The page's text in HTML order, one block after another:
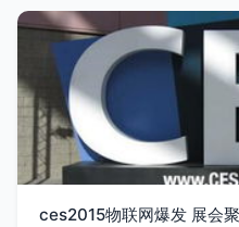
ces2015物联网爆发 展会